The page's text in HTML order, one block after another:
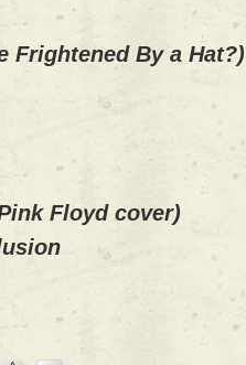
Frightened By a Hat?)
Floyd cover)